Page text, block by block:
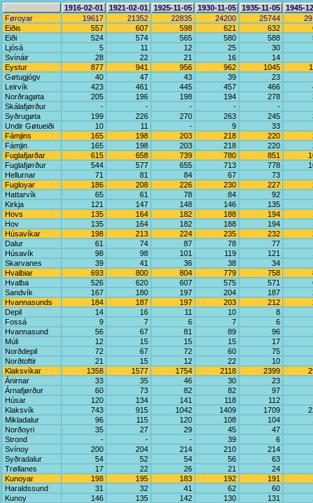
1916-02-01 1921-02-01 1925-11-05 1930-11-05 1935-11-05
1945-
Føroyar
19617 21352 22835 24200 25744
Eiðis
557 607 598 621 632
Eiði
524 574 565 580 588
Ljósá
5 11 12 25
30
Svínáir
28 22 21 16
14
Eystur
877 941 956 962 1045
Gøtugjógv
40 47 43 39
23
Leirvík
423 461 445 457 466
Norðragøta
205 196 198 194 278
Skálafjørður
- - - -
-
Syðrugøta
199 226 270 263 245
Undir Gøtueiði
10 11 - 9
33
Fámjins
165 198 203 218 220
Fámjin
165 198 203 218 220
Fuglafjarðar
615 658 739 780 851
Fuglafjørður
544 577 655 713 778
Hellurnar
71 81 84 67
73
Fugloyar
186 208 226 230 227
Hattarvík
65 61 78 84
92
Kirkja
121 147 148 146 135
Hovs
135 164 182 188 194
Hov
135 164 182 188 194
Húsavíkar
198 213 224 235 232
Dalur
61 74 87 78
77
Húsavík
98 98 101 119 121
Skarvanes
39 41 36 38
34
Hvalbiar
693 800 804 779 758
Hvalba
526 620 607 575 571
Sandvík
167 180 197 204 187
Hvannasunds
184 187 197 203 212
Depil
14 16 11 10
8
Fossá
9 7 6 7
6
Hvannasund
56 67 81 89 96
Múli
12 15 15 15
17
Norðdepil
72 67 72 60
75
Norðtoftir
21 15 12 22
10
Klaksvíkar
1358 1577 1754 2118 2399
Ánirnar
33 35 46 30
23
Árnafjørður
60 73 82 82
97
Húsar
120 134 141 118 112
Klaksvík
743 915 1042 1409 1709
Mikladalur
96 115 120 108 104
Norðoyri
35 27 29 45
47
Strond
- - - 39
6
Svínoy
200 204 214 210 214
Syðradalur
54 52 54 56
63
Trøllanes
17 22 26 21
24
Kunoyar
198 195 183 192 191
Haraldssund
31 32 41 62
60
Kunoy
146 135 142 130 131